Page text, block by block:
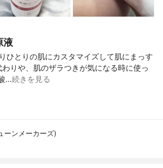
液
ひとりの肌にカスタマイズして肌にまっす
りや、肌のザラつきが気になる時に使っ
…続きを見る
ーンメーカーズ)